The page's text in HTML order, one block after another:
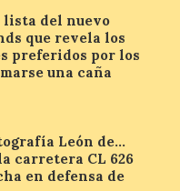
pública
de La
lista del nuevo
que revela los
preferidos por los
una caña
León de…
carretera CL 626
en defensa de